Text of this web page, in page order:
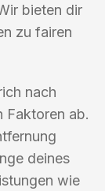
bieten dir
zu fairen
nach
Faktoren ab.
deines
wie